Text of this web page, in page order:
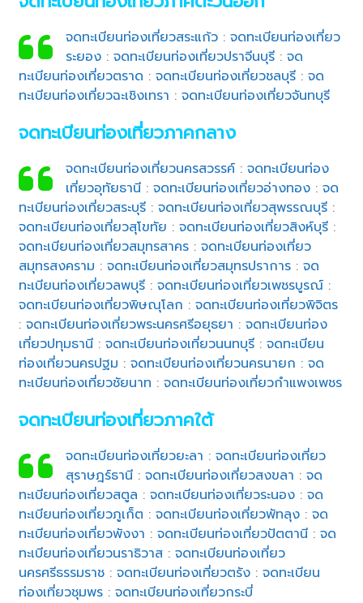
จดทะเบียนท่องเที่ยวสระแก้ว: จดทะเบียนท่องเที่ยว
ระยอง: จดทะเบียนท่องเที่ยวปราจีนบุรี: จด
ทะเบียนท่องเที่ยวตราด :จดทะเบียนท่องเที่ยวชลบุรี :จด
ทะเบียนท่องเที่ยวฉะเชิงเทรา :จดทะเบียนท่องเที่ยวจันทบุรี
จดทะเบียนท่องเที่ยวภาคกลาง
จดทะเบียนท่องเที่ยวนครสวรรค์: จดทะเบียนท่อง
เที่ยวอุทัยธานี: จดทะเบียนท่องเที่ยวอ่างทอง: จด
ทะเบียนท่องเที่ยวสระบุรี :จดทะเบียนท่องเที่ยวสุพรรณบุรี :
จดทะเบียนท่องเที่ยวสุโขทัย :จดทะเบียนท่องเที่ยวสิงห์บุรี :
จดทะเบียนท่องเที่ยวสมุทรสาคร :จดทะเบียนท่องเที่ยว
สมุทรสงคราม :จดทะเบียนท่องเที่ยวสมุทรปราการ :จด
ทะเบียนท่องเที่ยวลพบุรี :จดทะเบียนท่องเที่ยวเพชรบูรณ์ :
จดทะเบียนท่องเที่ยวพิษณุโลก :จดทะเบียนท่องเที่ยวพิจิตร
:จดทะเบียนท่องเที่ยวพระนครศรีอยุธยา :จดทะเบียนท่อง
เที่ยวปทุมธานี :จดทะเบียนท่องเที่ยวนนทบุรี :จดทะเบียน
ท่องเที่ยวนครปฐม :จดทะเบียนท่องเที่ยวนครนายก :จด
ทะเบียนท่องเที่ยวชัยนาท :จดทะเบียนท่องเที่ยวกำแพงเพชร
จดทะเบียนท่องเที่ยวภาคใต้
จดทะเบียนท่องเที่ยวยะลา : จดทะเบียนท่องเที่ยว
สุราษฎร์ธานี: จดทะเบียนท่องเที่ยวสงขลา : จด
ทะเบียนท่องเที่ยวสตูล :จดทะเบียนท่องเที่ยวระนอง :จด
ทะเบียนท่องเที่ยวภูเก็ต :จดทะเบียนท่องเที่ยวพัทลุง :จด
ทะเบียนท่องเที่ยวพังงา :จดทะเบียนท่องเที่ยวปัตตานี :จด
ทะเบียนท่องเที่ยวนราธิวาส :จดทะเบียนท่องเที่ยว
นครศรีธรรมราช :จดทะเบียนท่องเที่ยวตรัง :จดทะเบียน
ท่องเที่ยวชุมพร :จดทะเบียนท่องเที่ยวกระบี่